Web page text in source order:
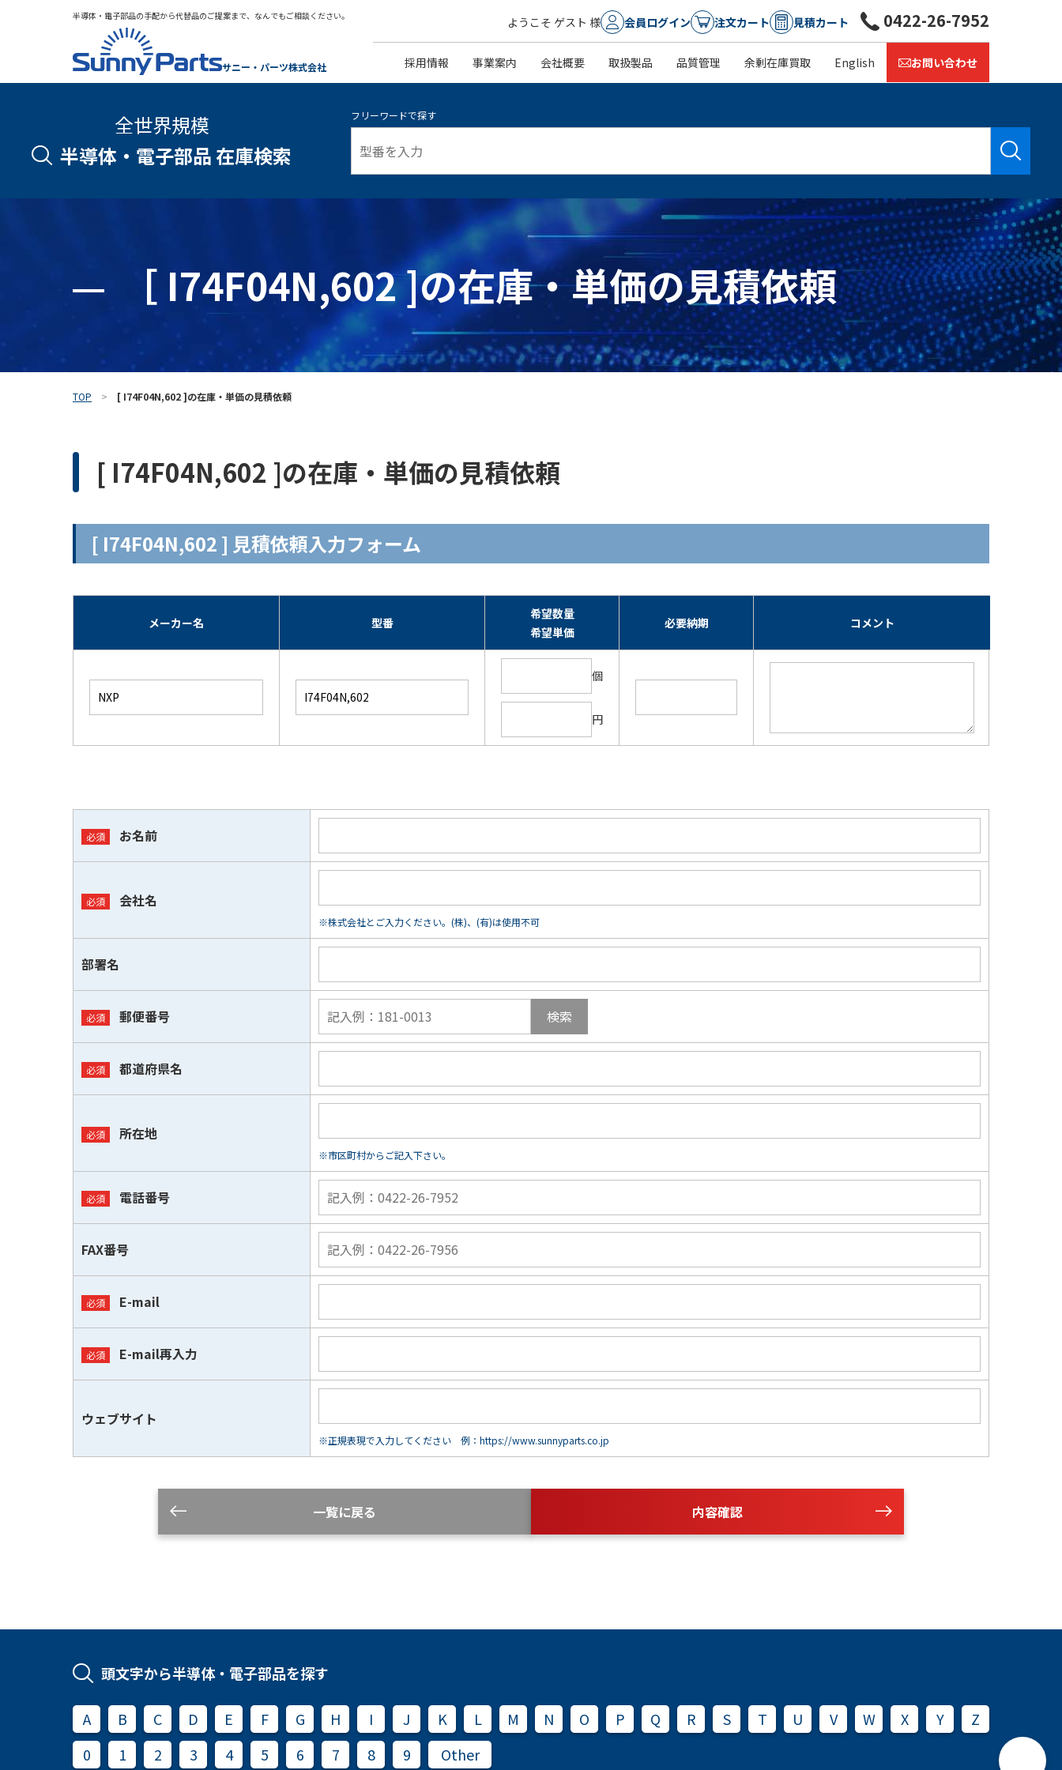
半導体・電子部品の手配から代替品のご提案まで、なんでもご相談ください。
サニー・パーツ株式会社
ようこそ ゲスト 様 会員ログイン 注文カート 見積カート
採用情報 事業案内 会社概要 取扱製品 品質管理 余剰在庫買取 English お問い合わせ
0422-26-7952
全世界規模
半導体・電子部品 在庫検索
フリーワードで探す
［ I74F04N,602 ]の在庫・単価の見積依頼
TOP [ I74F04N,602 ]の在庫・単価の見積依頼
[ I74F04N,602 ]の在庫・単価の見積依頼
[ I74F04N,602 ] 見積依頼入力フォーム
メーカー名 型番
希望数量
希望単価
必要納期 コメント
個
円
お名前
会社名
※株式会社とご入力ください。(株)、(有)は使用不可
部署名
郵便番号 検索
都道府県名
所在地
※市区町村からご記入下さい。
電話番号
FAX番号
E-mail
E-mail再入力
ウェブサイト
※正規表現で入力してください 例：https://www.sunnyparts.co.jp
一覧に戻る 内容確認
頭文字から半導体・電子部品を探す
A B C D E F G H I J K L M N O P Q R S T U V W X Y
Z
0
1 2 3 4 5 6 7 8 9 Other